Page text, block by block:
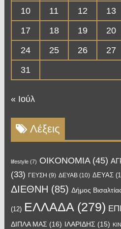
10
11 12 13
17
18 19 20
24
25 26 27
31
« Ιούλ
Λέξεις
lifestyle(7) OIKONOMIA(45)
(33) ΓΕΥΣΗ (9) ΔΕΥΑΒ(10) ΔΕΥΑΣ
ΔΙΕΘΝΗ (85) Δήμος
(12) ΕΛΛΑΔΑ(279)
ΔΙΠΛΑ ΜΑΣ (16) ΙΛΑΡΙΔΗΣ (15)